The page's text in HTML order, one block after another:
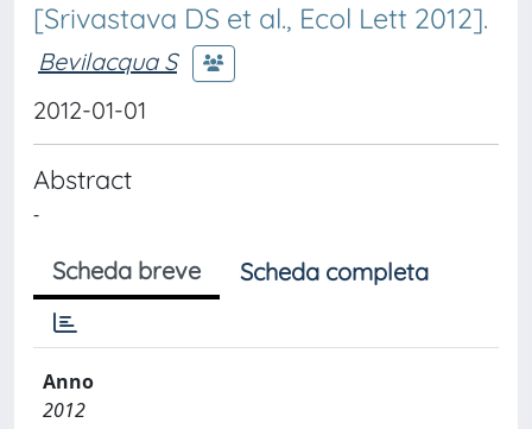
[Srivastava DS et al., Ecol Lett 2012].
Bevilacqua S
2012-01-01
Abstract
-
Scheda breve Scheda completa
Anno
2012